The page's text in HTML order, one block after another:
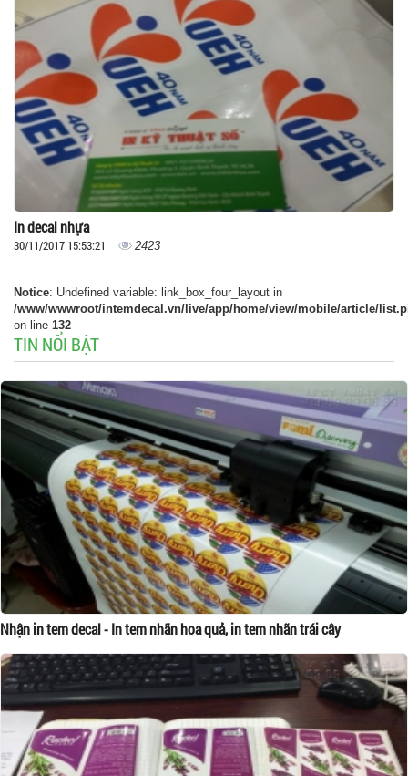
In decal nhựa
30/11/2017 15:53:21 2423
Notice: Undefined variable: link_box_four_layout in
/www/wwwroot/intemdecal.vn/live/app/home/view/mobile/article/
on line 132
TIN NỔI BẬT
Nhận in tem decal - In tem nhãn hoa quả, in tem nhãn trái cây